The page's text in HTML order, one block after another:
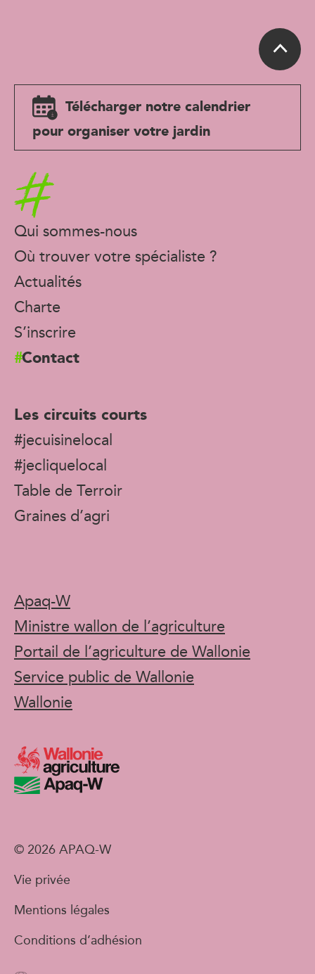
Télécharger notre calendrier
pour organiser votre jardin
Accueil
Qui sommes-nous
Où trouver votre spécialiste ?
Actualités
Charte
S’inscrire
Contact
Les circuits courts
#jecuisinelocal
#jecliquelocal
Table de Terroir
Graines d’agri
Apaq-W
Ministre wallon de l’agriculture
Portail de l’agriculture de Wallonie
Service public de Wallonie
Wallonie
© 2026 APAQ-W
Vie privée
Mentions légales
Conditions d’adhésion